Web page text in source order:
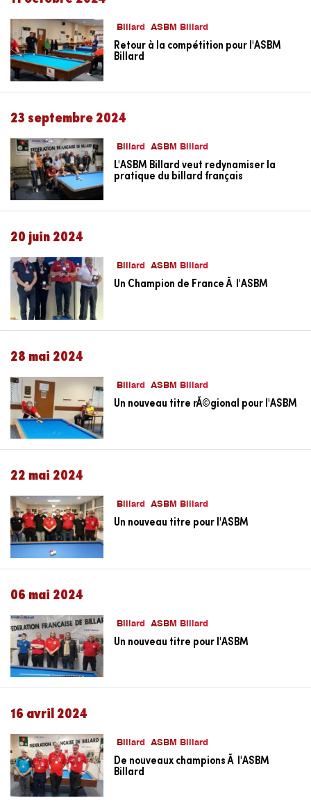
Billard ASBM Billard
Retour à la compétition pour l'ASBM
Billard
23 septembre 2024
Billard ASBM Billard
L'ASBM Billard veut redynamiser la
pratique du billard français
20 juin 2024
Billard ASBM Billard
Un Champion de France Ã l'ASBM
28 mai 2024
Billard ASBM Billard
Un nouveau titre rÃ©gional pour l'ASBM
22 mai 2024
Billard ASBM Billard
Un nouveau titre pour l'ASBM
06 mai 2024
Billard ASBM Billard
Un nouveau titre pour l'ASBM
16 avril 2024
Billard ASBM Billard
De nouveaux champions Ã l'ASBM
Billard